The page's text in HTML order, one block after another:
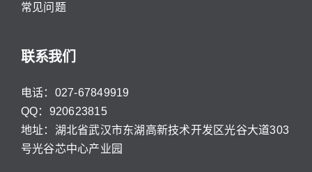
常见问题
联系我们
电话：027-67849919
QQ：920623815
地址：湖北省武汉市东湖高新技术开发区光谷大道303
号光谷芯中心产业园